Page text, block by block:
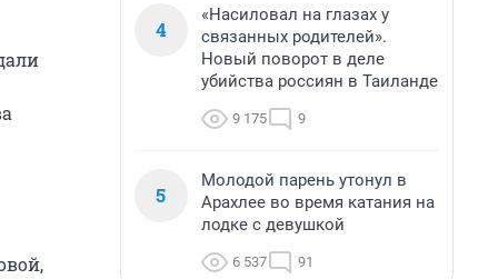
4
«Насиловал на глазах у
связанных родителей».
Новый поворот в деле
убийства россиян в Таиланде
9 175 9
5
Молодой парень утонул в
Арахлее во время катания на
лодке с девушкой
6 537 91